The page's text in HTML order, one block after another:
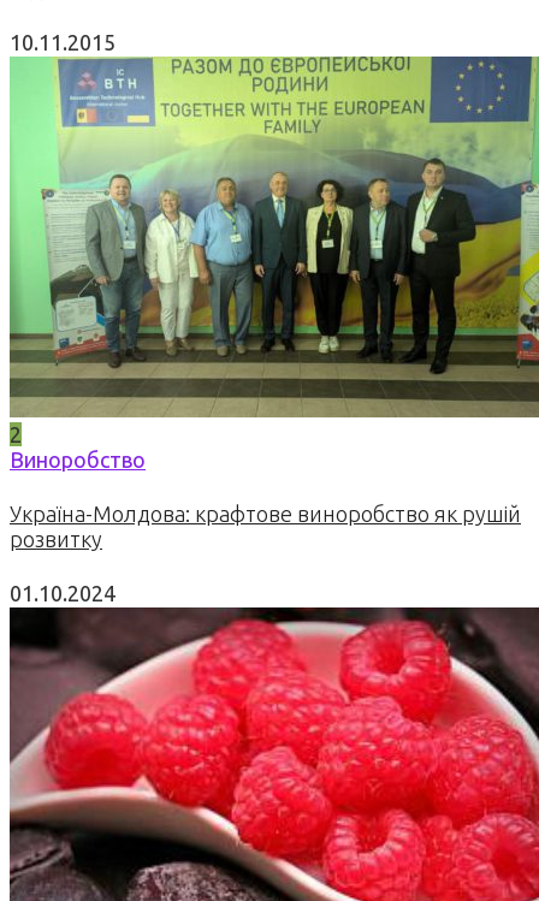
10.11.2015
2
Виноробство
Україна-Молдова: крафтове виноробство як рушій
розвитку
01.10.2024